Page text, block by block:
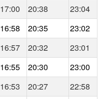
17:00 20:38
23:04
16:58 20:35
23:02
16:57 20:32
23:01
16:55 20:30
23:00
16:53 20:27
22:58